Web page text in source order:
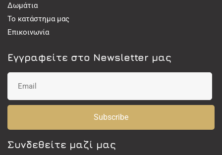
Δωμάτια
Το κατάστημα μας
Επικοινωνία
Εγγραφείτε στο Newsletter μας
Subscribe
Συνδεθείτε μαζί μας